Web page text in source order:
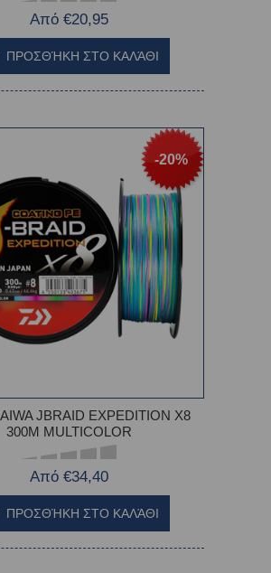
Από €20,95
-20%
JBRAID EXPEDITION X8
300M MULTICOLOR
Από €34,40